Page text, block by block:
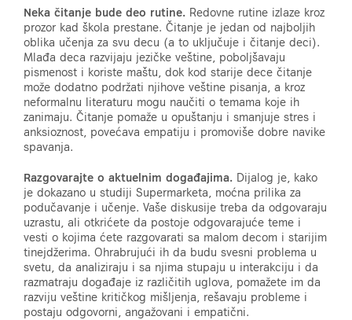
Neka čitanje bude deo rutine. Redovne rutine izlaze kroz
prozor kad škola prestane. Čitanje je jedan od najboljih
oblika učenja za svu decu (a to uključuje i čitanje deci).
Mlađa deca razvijaju jezičke veštine, poboljšavaju
pismenost i koriste maštu, dok kod starije dece čitanje
može dodatno podržati njihove veštine pisanja, a kroz
neformalnu literaturu mogu naučiti o temama koje ih
zanimaju. Čitanje pomaže u opuštanju i smanjuje stres i
anksioznost, povećava empatiju i promoviše dobre navike
spavanja.
Razgovarajte o aktuelnim događajima. Dijalog je, kako
je dokazano u studiji Supermarketa, moćna prilika za
podučavanje i učenje. Vaše diskusije treba da odgovaraju
uzrastu, ali otkrićete da postoje odgovarajuće teme i
vesti o kojima ćete razgovarati sa malom decom i starijim
tinejdžerima. Ohrabrujući ih da budu svesni problema u
svetu, da analiziraju i sa njima stupaju u interakciju i da
razmatraju događaje iz različitih uglova, pomažete im da
razviju veštine kritičkog mišljenja, rešavaju probleme i
postaju odgovorni, angažovani i empatični.